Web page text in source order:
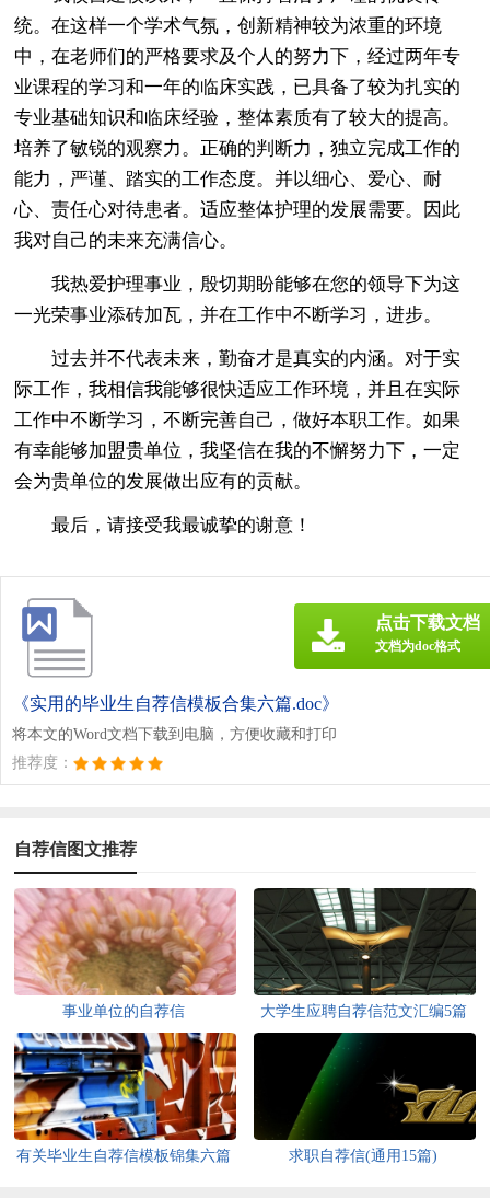
统。在这样一个学术气氛，创新精神较为浓重的环境
中，在老师们的严格要求及个人的努力下，经过两年专
业课程的学习和一年的临床实践，已具备了较为扎实的
专业基础知识和临床经验，整体素质有了较大的提高。
培养了敏锐的观察力。正确的判断力，独立完成工作的
能力，严谨、踏实的工作态度。并以细心、爱心、耐
心、责任心对待患者。适应整体护理的发展需要。因此
我对自己的未来充满信心。
我热爱护理事业，殷切期盼能够在您的领导下为这
一光荣事业添砖加瓦，并在工作中不断学习，进步。
过去并不代表未来，勤奋才是真实的内涵。对于实
际工作，我相信我能够很快适应工作环境，并且在实际
工作中不断学习，不断完善自己，做好本职工作。如果
有幸能够加盟贵单位，我坚信在我的不懈努力下，一定
会为贵单位的发展做出应有的贡献。
最后，请接受我最诚挚的谢意！
《实用的毕业生自荐信模板合集六篇.doc》
将本文的Word文档下载到电脑，方便收藏和打印
推荐度：
点击下载文档
文档为doc格式
自荐信图文推荐
事业单位的自荐信 大学生应聘自荐信范文汇编5篇
有关毕业生自荐信模板锦集六篇 求职自荐信(通用15篇)